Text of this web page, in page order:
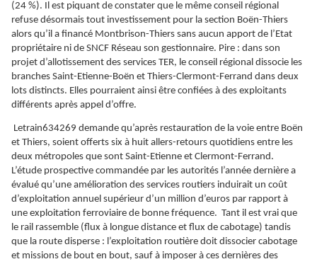
(24 %). Il est piquant de constater que le même conseil régional
refuse désormais tout investissement pour la section Boën-Thiers
alors qu’il a financé Montbrison-Thiers sans aucun apport de l’Etat
propriétaire ni de SNCF Réseau son gestionnaire. Pire : dans son
projet d’allotissement des services TER, le conseil régional dissocie les
branches Saint-Etienne-Boën et Thiers-Clermont-Ferrand dans deux
lots distincts. Elles pourraient ainsi être confiées à des exploitants
différents après appel d’offre.
Letrain634269 demande qu’après restauration de la voie entre Boën
et Thiers, soient offerts six à huit allers-retours quotidiens entre les
deux métropoles que sont Saint-Etienne et Clermont-Ferrand.
L’étude prospective commandée par les autorités l’année dernière a
évalué qu’une amélioration des services routiers induirait un coût
d’exploitation annuel supérieur d’un million d’euros par rapport à
une exploitation ferroviaire de bonne fréquence. Tant il est vrai que
le rail rassemble (flux à longue distance et flux de cabotage) tandis
que la route disperse : l’exploitation routière doit dissocier cabotage
et missions de bout en bout, sauf à imposer à ces dernières des